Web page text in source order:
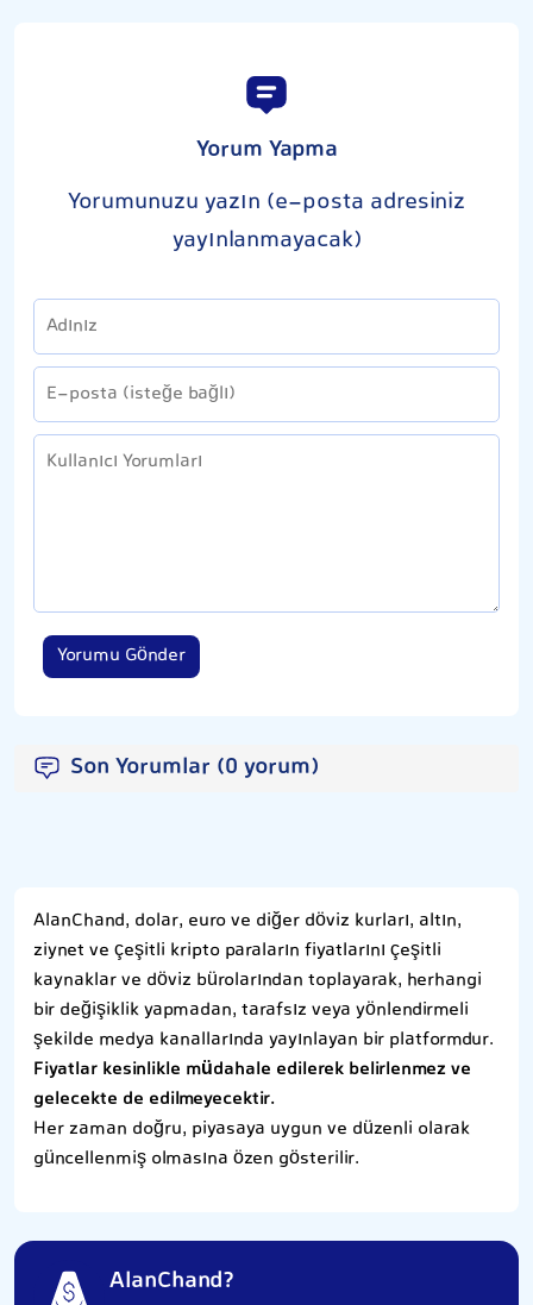
Yorum Yapma
Yorumunuzu yazın (e-posta adresiniz
yayınlanmayacak)
Yorumu Gönder
Son Yorumlar (0 yorum)
AlanChand, dolar, euro ve diğer döviz kurları, altın,
ziynet ve çeşitli kripto paraların fiyatlarını çeşitli
kaynaklar ve döviz bürolarından toplayarak, herhangi
bir değişiklik yapmadan, tarafsız veya yönlendirmeli
şekilde medya kanallarında yayınlayan bir platformdur.
Fiyatlar kesinlikle müdahale edilerek belirlenmez ve
gelecekte de edilmeyecektir.
Her zaman doğru, piyasaya uygun ve düzenli olarak
güncellenmiş olmasına özen gösterilir.
AlanChand?